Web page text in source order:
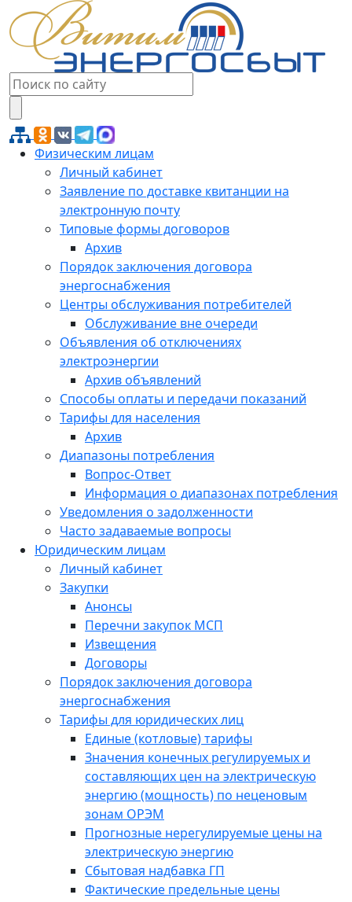
Физическим лицам
Личный кабинет
Заявление по доставке квитанции на
электронную почту
Типовые формы договоров
Архив
Порядок заключения договора
энергоснабжения
Центры обслуживания потребителей
Обслуживание вне очереди
Объявления об отключениях
электроэнергии
Архив объявлений
Способы оплаты и передачи показаний
Тарифы для населения
Архив
Диапазоны потребления
Вопрос-Ответ
Информация о диапазонах потребления
Уведомления о задолженности
Часто задаваемые вопросы
Юридическим лицам
Личный кабинет
Закупки
Анонсы
Перечни закупок МСП
Извещения
Договоры
Порядок заключения договора
энергоснабжения
Тарифы для юридических лиц
Единые (котловые) тарифы
Значения конечных регулируемых и
составляющих цен на электрическую
энергию (мощность) по неценовым
зонам ОРЭМ
Прогнозные нерегулируемые цены на
электрическую энергию
Сбытовая надбавка ГП
Фактические предельные цены